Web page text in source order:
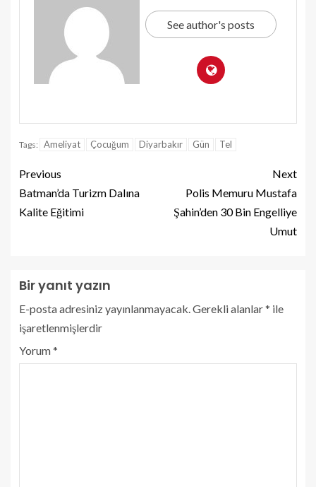
See author's posts
Tags: Ameliyat Çocuğum Diyarbakır Gün Tel
Previous
Batman’da Turizm Dalına
Kalite Eğitimi
Next
Polis Memuru Mustafa
Şahin’den 30 Bin Engelliye
Umut
Bir yanıt yazın
E-posta adresiniz yayınlanmayacak. Gerekli alanlar* ile
işaretlenmişlerdir
Yorum*